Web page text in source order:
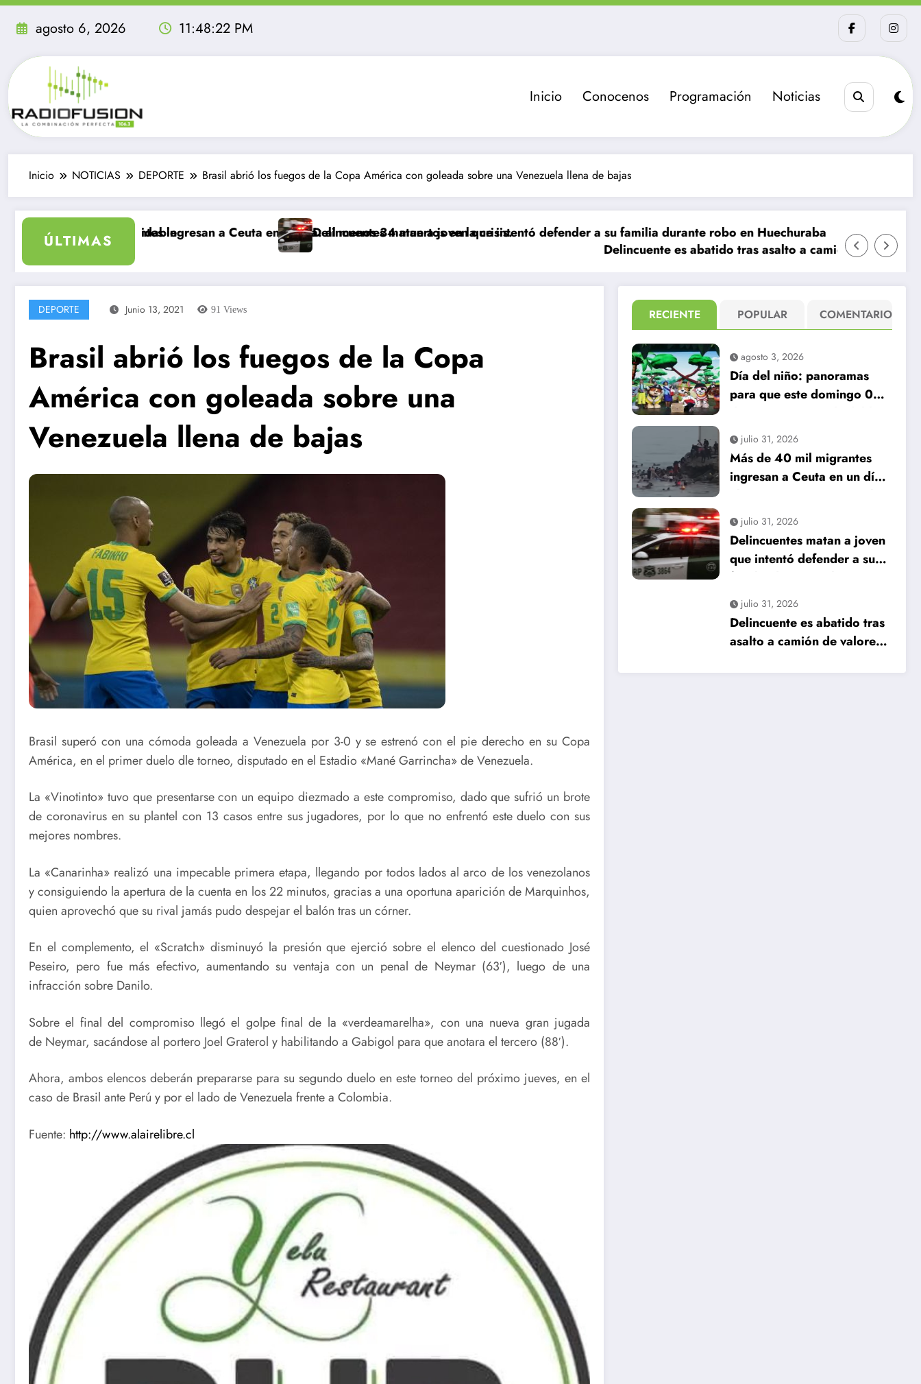
Saltar
agosto 6, 2026 11:48:24 PM
Inicio Conocenos Programación Noticias
Inicio NOTICIAS DEPORTE Brasil abrió los fuegos de la Copa América con goleada sobre una Venezuela llena de bajas
ÚLTIMAS
inolvidable
migrantes ingresan a Ceuta en un día: al menos 34 muertos en la crisis.Delincuentes matan a joven que intentó defender a su familia durante robo en Huechuraba
Delincuente es abatido tras asalto a camión de valores en Santiago
La sanción que
DEPORTE Junio 13, 2021 91 Views
Brasil abrió los fuegos de la Copa
América con goleada sobre una
Venezuela llena de bajas
Brasil superó con una cómoda goleada a Venezuela por 3-0 y se estrenó con el pie derecho en su Copa
América, en el primer duelo dle torneo, disputado en el Estadio «Mané Garrincha» de Venezuela.
La «Vinotinto» tuvo que presentarse con un equipo diezmado a este compromiso, dado que sufrió un brote
de coronavirus en su plantel con 13 casos entre sus jugadores, por lo que no enfrentó este duelo con sus
mejores nombres.
La «Canarinha» realizó una impecable primera etapa, llegando por todos lados al arco de los venezolanos
y consiguiendo la apertura de la cuenta en los 22 minutos, gracias a una oportuna aparición de Marquinhos,
quien aprovechó que su rival jamás pudo despejar el balón tras un córner.
En el complemento, el «Scratch» disminuyó la presión que ejerció sobre el elenco del cuestionado José
Peseiro, pero fue más efectivo, aumentando su ventaja con un penal de Neymar (63′), luego de una
infracción sobre Danilo.
Sobre el final del compromiso llegó el golpe final de la «verdeamarelha», con una nueva gran jugada
de Neymar, sacándose al portero Joel Graterol y habilitando a Gabigol para que anotara el tercero (88′).
Ahora, ambos elencos deberán prepararse para su segundo duelo en este torneo del próximo jueves, en el
caso de Brasil ante Perú y por el lado de Venezuela frente a Colombia.
Fuente: http://www.alairelibre.cl
RECIENTE POPULAR COMENTARIO
agosto 3, 2026
Día del niño: panoramas
para que este domingo 09
julio 31, 2026
Más de 40 mil migrantes
ingresan a Ceuta en un día:
crisis.
julio 31, 2026
Delincuentes matan a joven
que intentó defender a su
familia durante robo en
Huechuraba
julio 31, 2026
Delincuente es abatido tras
asalto a camión de valores